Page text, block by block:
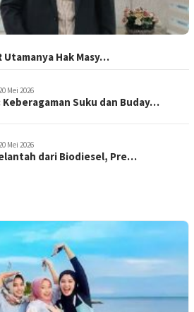
Utamanya Hak Masy…
Mei 2026
Keberagaman Suku dan Buday…
Mei 2026
dari Biodiesel, Pre…